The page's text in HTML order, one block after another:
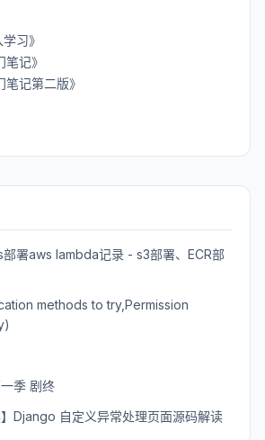
习》
记》
记第二版》
署aws lambda记录 - s3部署、ECR部
methods to try,Permission
季 剧终
】Django 自定义异常处理页面源码解读